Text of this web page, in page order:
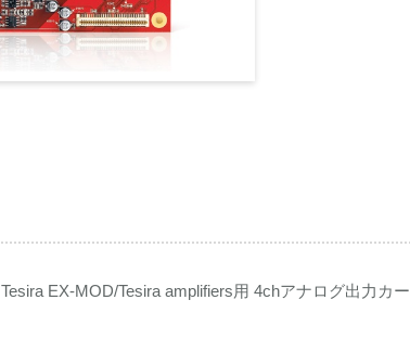
Tesira EX-MOD/Tesira amplifiers用 4chアナログ出力カ